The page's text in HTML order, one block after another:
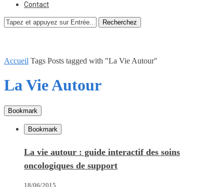
Contact
Recherchez
Accueil Tags Posts tagged with "La Vie Autour"
La Vie Autour
Bookmark
Bookmark
La vie autour : guide interactif des soins
oncologiques de support
18/06/2015